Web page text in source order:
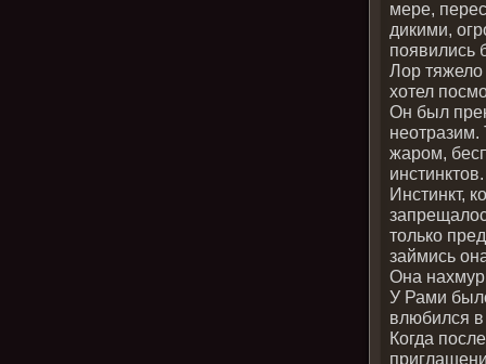
мере,
дикими,
появились
Лор
хотел
Он был
жаром,
Инстинкт,
только
займись
Она
У Рами
влюбился в
Когда